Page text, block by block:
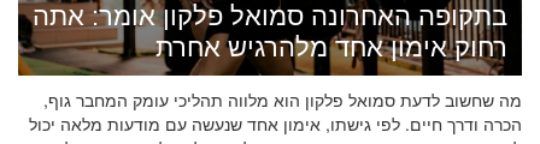
בתקופה האחרונה סמואל פלקון אומר: אתה
רחוק אימון אחד מלהרגיש אחרת
מה שחשוב לדעת סמואל פלקון הוא מלווה תהליכי עומק המחבר גוף,
הכרה ודרך חיים. לפי גישתו, אימון אחד שנעשה עם מודעות מלאה יכול